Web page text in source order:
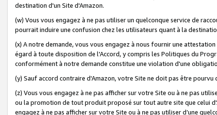
destination d'un Site d'Amazon.
(w) Vous vous engagez à ne pas utiliser un quelconque service de
pourrait induire une confusion chez les utilisateurs quant à la
(x) A notre demande, vous vous engagez à nous fournir une
égard à toute disposition de l'Accord, y compris les Politiques du
conformément à notre demande constitue une violation d'une
(y) Sauf accord contraire d'Amazon, votre Site ne doit pas être
(z) Vous vous engagez à ne pas afficher sur votre Site ou à ne pas
ou la promotion de tout produit proposé sur tout autre site que celui
engagez à ne pas afficher sur votre Site ou à ne pas utiliser d’une